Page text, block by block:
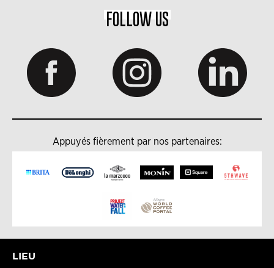
FOLLOW US
Appuyés fièrement par nos partenaires:
LIEU